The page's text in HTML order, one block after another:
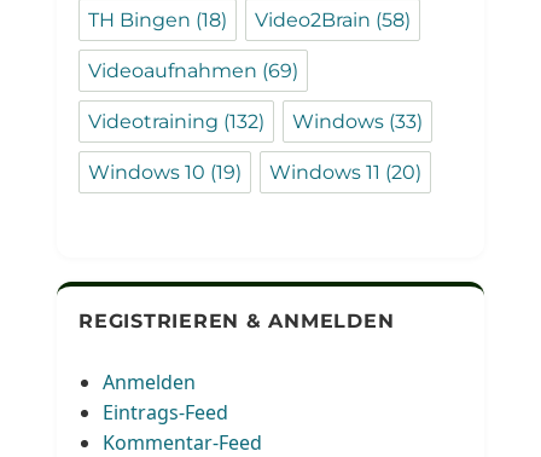
TH Bingen (18) Video2Brain (58)
Videoaufnahmen (69)
Videotraining (132) Windows (33)
Windows 10 (19) Windows 11 (20)
REGISTRIEREN & ANMELDEN
Anmelden
Eintrags-Feed
Kommentar-Feed